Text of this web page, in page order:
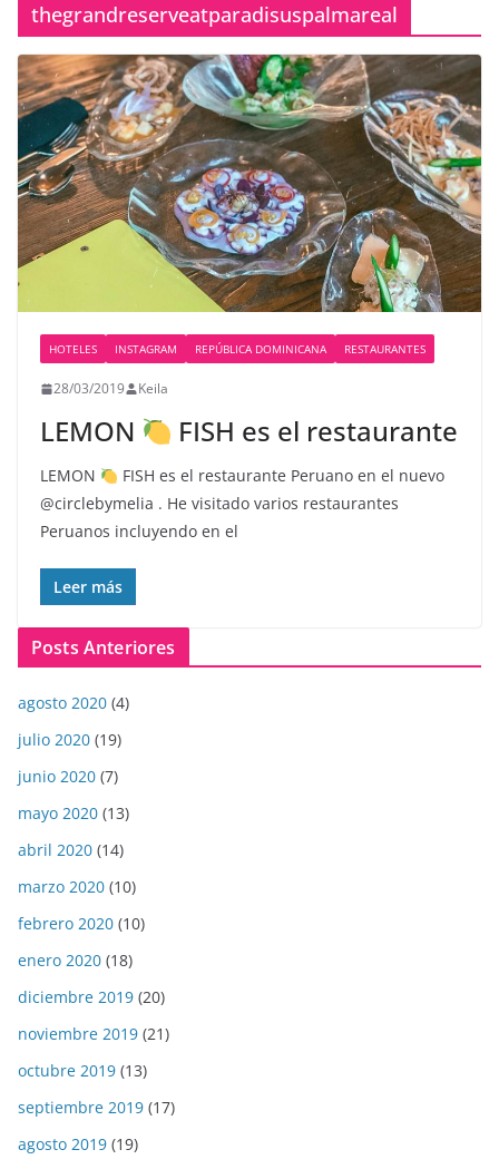
thegrandreserveatparadisuspalmareal
HOTELES INSTAGRAM REPÚBLICA DOMINICANA RESTAURANTES
28/03/2019 Keila
LEMON FISH es el restaurante
LEMON
FISH es el restaurante Peruano en el nuevo
@circlebymelia . He visitado varios restaurantes
Peruanos incluyendo en el
Leer más
Posts Anteriores
agosto 2020 (4)
julio 2020 (19)
junio 2020 (7)
mayo 2020 (13)
abril 2020 (14)
marzo 2020 (10)
febrero 2020 (10)
enero 2020 (18)
diciembre 2019 (20)
noviembre 2019 (21)
octubre 2019 (13)
septiembre 2019 (17)
agosto 2019 (19)